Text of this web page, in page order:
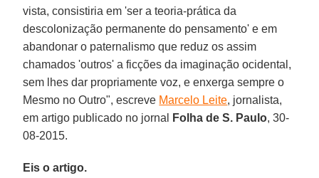
vista, consistiria em 'ser a teoria-prática da
descolonização permanente do pensamento' e em
abandonar o paternalismo que reduz os assim
chamados 'outros' a ficções da imaginação ocidental,
sem lhes dar propriamente voz, e enxerga sempre o
Mesmo no Outro", escreve Marcelo Leite, jornalista,
em artigo publicado no jornal
Folha de S. Paulo, 30-
08-2015.
Eis o artigo.